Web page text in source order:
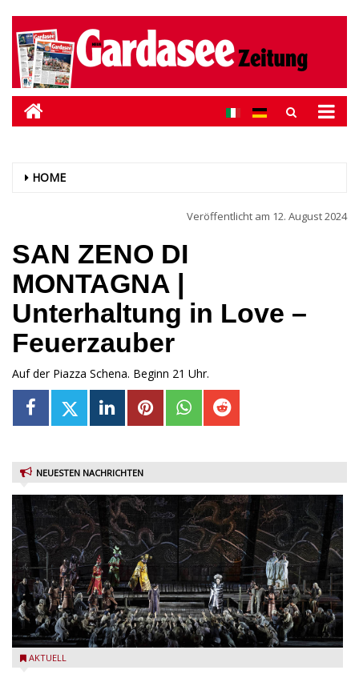
HOME
Veröffentlicht am 12. August 2024
SAN ZENO DI
MONTAGNA |
Unterhaltung in Love –
Feuerzauber
Auf der Piazza Schena. Beginn 21 Uhr.
NEUESTEN NACHRICHTEN
Turandot in der Arena von Verona - Ennevi für Fondazione
AKTUELL